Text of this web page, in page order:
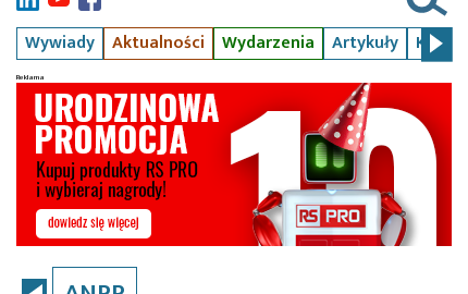
Wywiady Aktualności Wydarzenia Artykuły Kursy